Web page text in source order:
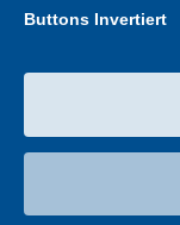
Buttons Invertiert